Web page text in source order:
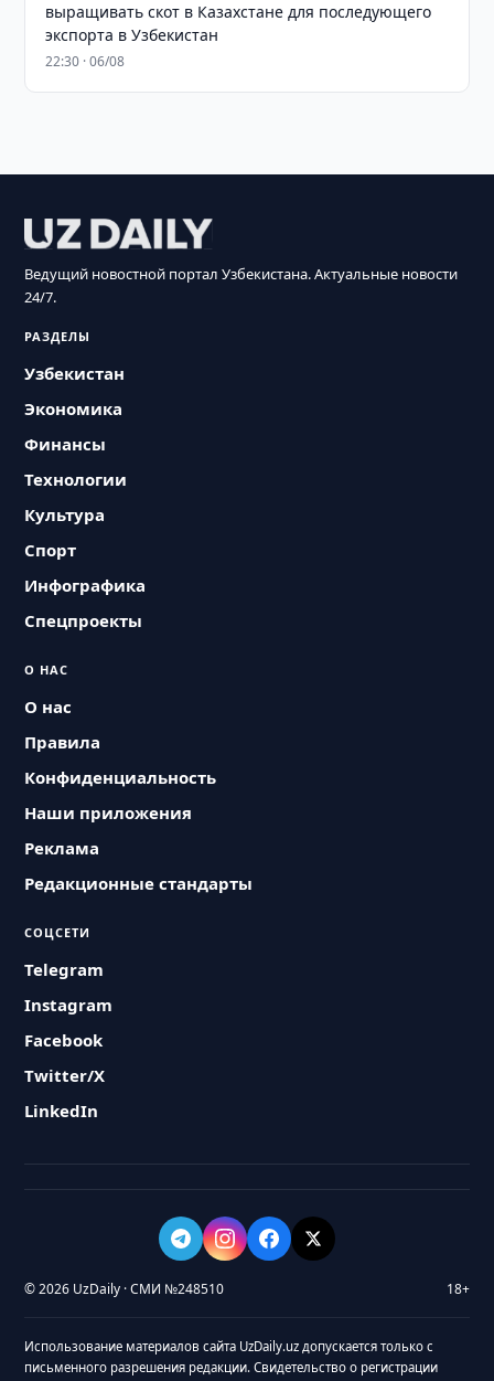
выращивать скот в Казахстане для последующего
экспорта в Узбекистан
22:30 · 06/08
Ведущий новостной портал Узбекистана. Актуальные новости
24/7.
РАЗДЕЛЫ
Узбекистан
Экономика
Финансы
Технологии
Культура
Спорт
Инфографика
Спецпроекты
О НАС
О нас
Правила
Конфиденциальность
Наши приложения
Реклама
Редакционные стандарты
СОЦСЕТИ
Telegram
Instagram
Facebook
Twitter/X
LinkedIn
© 2026 UzDaily · СМИ №248510 18+
Использование материалов сайта UzDaily.uz допускается только с
письменного разрешения редакции. Свидетельство о регистрации